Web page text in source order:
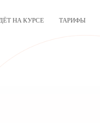
НА КУРСЕ ТАРИФЫ